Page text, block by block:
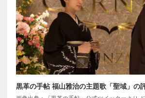
黒革の手帖 福山雅治の主題歌「聖域」の